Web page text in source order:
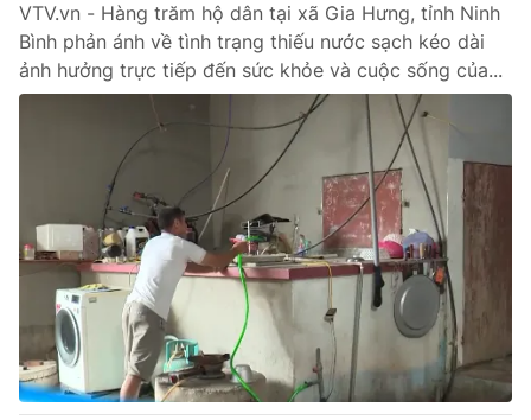
Xã hội
Pháp luật
Thế giới
Tin tức
Thế giới đó đây
Câu chuyện quốc tế
Kinh tế
Tài chính
Thị trường
Dữ liệu và đời sống
VTV.vn - Hàng trăm hộ dân tại xã Gia Hưng, tỉnh Ninh
Bình phản ánh về tình trạng thiếu nước sạch kéo dài
ảnh hưởng trực tiếp đến sức khỏe và cuộc sống của...